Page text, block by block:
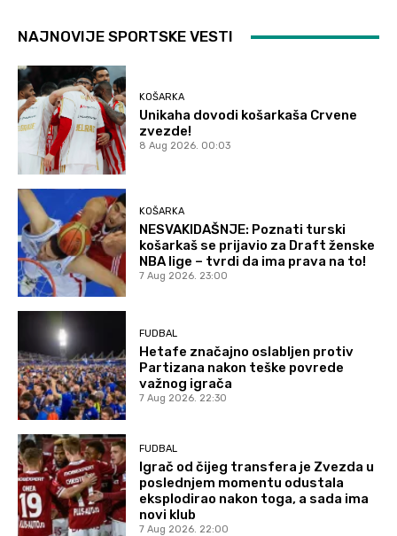
NAJNOVIJE SPORTSKE VESTI
KOŠARKA
Unikaha dovodi košarkaša Crvene
zvezde!
8 Aug 2026. 00:03
KOŠARKA
NESVAKIDAŠNJE: Poznati turski
košarkaš se prijavio za Draft ženske
NBA lige – tvrdi da ima prava na to!
7 Aug 2026. 23:00
FUDBAL
Hetafe značajno oslabljen protiv
Partizana nakon teške povrede
važnog igrača
7 Aug 2026. 22:30
FUDBAL
Igrač od čijeg transfera je Zvezda u
poslednjem momentu odustala
eksplodirao nakon toga, a sada ima
novi klub
7 Aug 2026. 22:00